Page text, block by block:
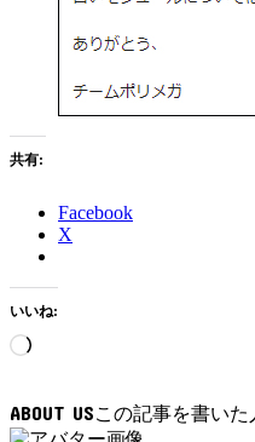
共有:
Facebook
X
いいね:
読
み
ABOUT US